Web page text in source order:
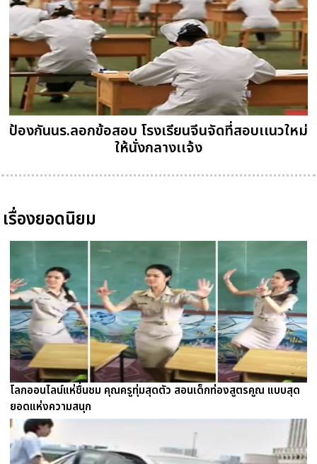
ป้องกันนร.ลอกข้อสอบ โรงเรียนจีนจัดที่สอบเเนวใหม่
ให้นั่งกลางเเจ้ง
เรื่องยอดนิยม
โลกออนไลน์แห่ชื่นชม คุณครูทุ่มสุดตัว สอนเด็กท่องสูตรคูณ แบบสุด
ยอดแห่งความสนุก